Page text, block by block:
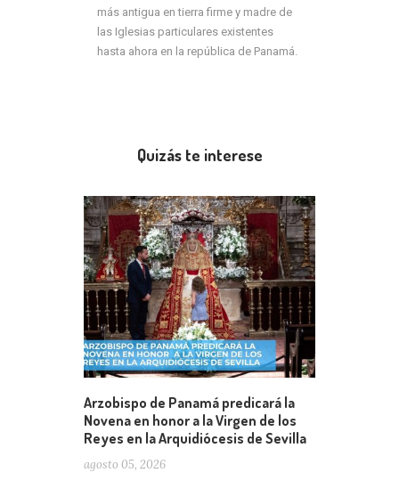
más antigua en tierra firme y madre de
las Iglesias particulares existentes
hasta ahora en la república de Panamá.
Quizás te interese
Arzobispo de Panamá predicará la
Novena en honor a la Virgen de los
Reyes en la Arquidiócesis de Sevilla
agosto 05, 2026